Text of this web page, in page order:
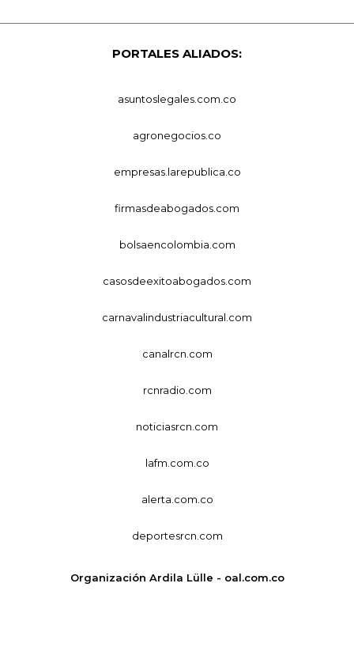
PORTALES ALIADOS:
asuntoslegales.com.co
agronegocios.co
empresas.larepublica.co
firmasdeabogados.com
bolsaencolombia.com
casosdeexitoabogados.com
carnavalindustriacultural.com
canalrcn.com
rcnradio.com
noticiasrcn.com
lafm.com.co
alerta.com.co
deportesrcn.com
Organización Ardila Lülle - oal.com.co